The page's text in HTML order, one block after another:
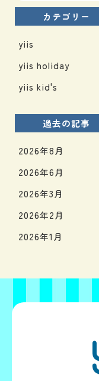
カテゴリー
yiis
yiis holiday
yiis kid's
過去の記事
2026年8月
2026年6月
2026年3月
2026年2月
2026年1月